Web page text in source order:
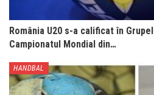
România U20 s-a calificat în
Campionatul Mondial din…
HANDBAL